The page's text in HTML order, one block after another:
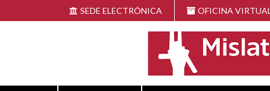
al
SEDE ELECTRÓNICA OFICINA